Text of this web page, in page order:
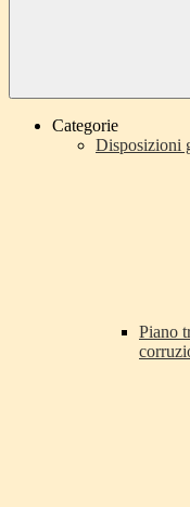
Categorie
Disposizioni
Piano